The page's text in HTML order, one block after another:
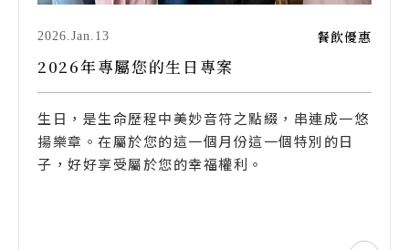
2026年專屬您的生日專案
生日，是生命歷程中美妙音符之點綴，串連成一悠
揚樂章。在屬於您的這一個月份這一個特別的日
子，好好享受屬於您的幸福權利。
2026.Jan.13 餐飲優惠